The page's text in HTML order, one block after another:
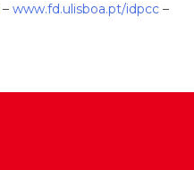
–www.fd.ulisboa.pt/idpcc –